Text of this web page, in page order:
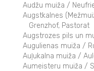
Audžu muiža /
Augstkalnes
Grenzhof, Pastorat
Augstrozes pils un
Augulienas muiža /
Auļukalna muiža /
Aumeisteru muiža /